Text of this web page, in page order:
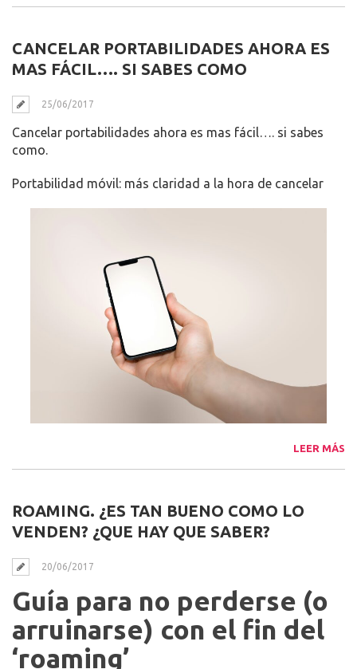
CANCELAR PORTABILIDADES AHORA ES
MAS FÁCIL…. SI SABES COMO
25/06/2017
Cancelar portabilidades ahora es mas fácil…. si sabes
como.
Portabilidad móvil: más claridad a la hora de cancelar
LEER MÁS
ROAMING. ¿ES TAN BUENO COMO LO
VENDEN? ¿QUE HAY QUE SABER?
20/06/2017
Guía para no perderse (o
arruinarse) con el fin del
‘roaming’